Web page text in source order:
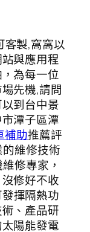
客製,窩窩以
與應用程
為每一位
先機,請問
到台中景
潭子區潭
補助推薦評
維修技術
修專家，
修好不收
揮隔熱功
、產品研
陽能發電